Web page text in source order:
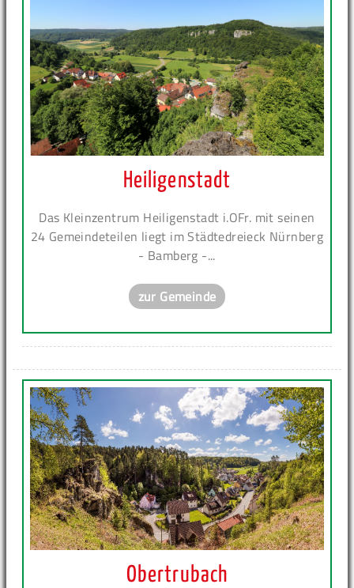
Heiligenstadt
Das Kleinzentrum Heiligenstadt i.OFr. mit seinen
24 Gemeindeteilen liegt im Städtedreieck Nürnberg
- Bamberg -...
zur Gemeinde
Obertrubach